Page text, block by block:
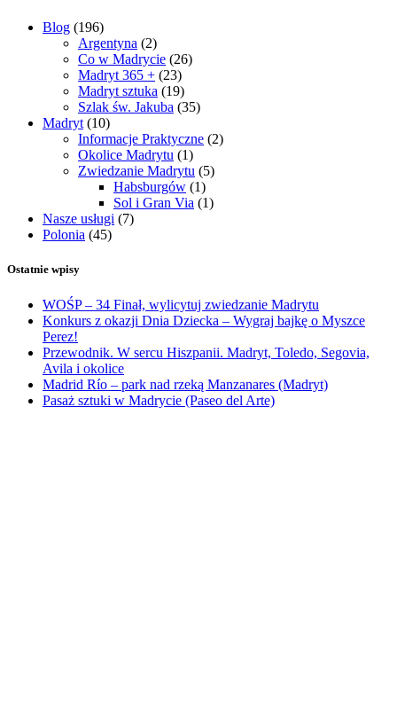
Blog (196)
Argentyna (2)
Co w Madrycie (26)
Madryt 365 + (23)
Madryt sztuka (19)
Szlak św. Jakuba (35)
Madryt (10)
Informacje Praktyczne (2)
Okolice Madrytu (1)
Zwiedzanie Madrytu (5)
Habsburgów (1)
Sol i Gran Via (1)
Nasze usługi (7)
Polonia (45)
Ostatnie wpisy
WOŚP – 34 Finał, wylicytuj zwiedzanie Madrytu
Konkurs z okazji Dnia Dziecka – Wygraj bajkę o Myszce
Perez!
Przewodnik. W sercu Hiszpanii. Madryt, Toledo, Segovia,
Avila i okolice
Madrid Río – park nad rzeką Manzanares (Madryt)
Pasaż sztuki w Madrycie (Paseo del Arte)